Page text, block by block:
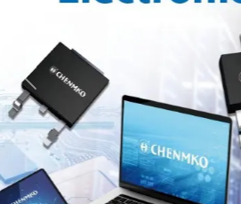
Previous